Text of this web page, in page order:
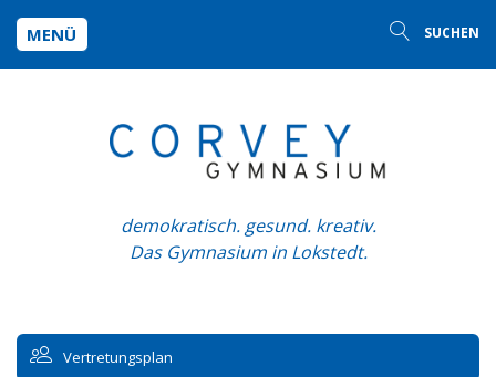
MENÜ SUCHEN
demokratisch. gesund. kreativ.
Das Gymnasium in Lokstedt.
Vertretungsplan